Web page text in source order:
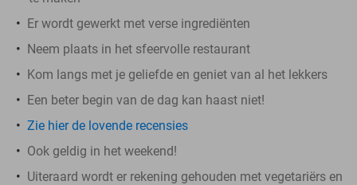
Er wordt gewerkt met verse ingrediënten
Neem plaats in het sfeervolle restaurant
Kom langs met je geliefde en geniet van al het lekkers
Een beter begin van de dag kan haast niet!
Zie hier de lovende recensies
Ook geldig in het weekend!
Uiteraard wordt er rekening gehouden met vegetariërs en